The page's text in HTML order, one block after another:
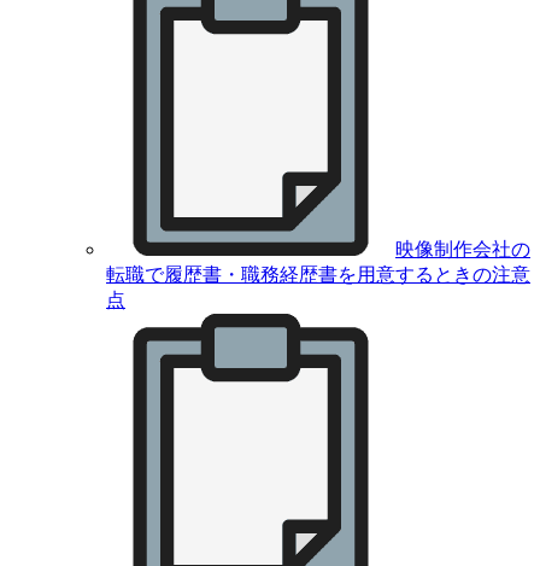
映像制作会社の
転職で履歴書・職務経歴書を用意するときの注意
点